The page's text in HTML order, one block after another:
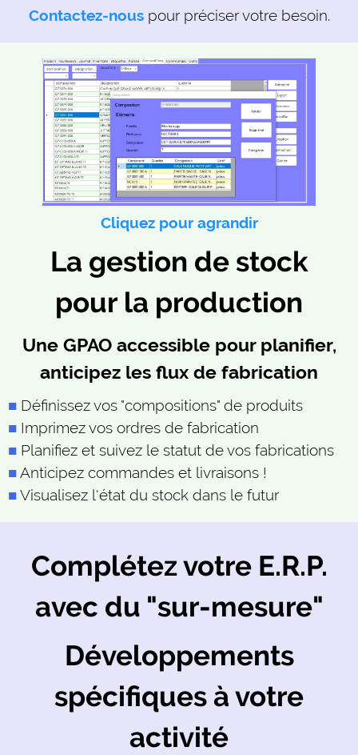
Contactez-nouspour préciser votre besoin.
Cliquez pour agrandir
La gestion de stock
pour la production
Une GPAO accessible pour planifier,
anticipez les flux de fabrication
Définissez vos "compositions" de produits
Imprimez vos ordres de fabrication
Planifiez et suivez le statut de vos fabrications
Anticipez commandes et livraisons !
Visualisez l'état du stock dans le futur
Complétez votre E.R.P.
avec du "sur-mesure"
Développements
spécifiques à votre
activité